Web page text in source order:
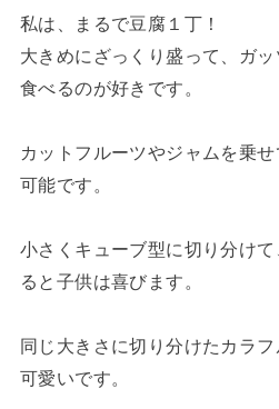
私は、まるで豆腐１丁！
大きめにざっくり盛って、ガ
食べるのが好きです。
カットフルーツやジャムを乗
可能です。
小さくキューブ型に切り分け
ると子供は喜びます。
同じ大きさに切り分けたカラフ
可愛いです。